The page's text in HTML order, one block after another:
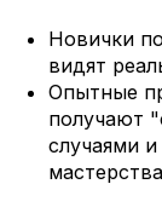
Новички
видят
Опытные
получают
случаями